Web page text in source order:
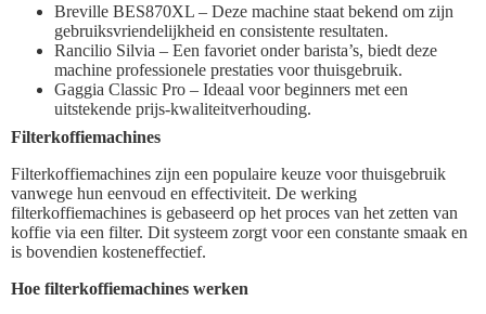
Breville BES870XL – Deze machine staat bekend om zijn
gebruiksvriendelijkheid en consistente resultaten.
Rancilio Silvia – Een favoriet onder barista’s, biedt deze
machine professionele prestaties voor thuisgebruik.
Gaggia Classic Pro – Ideaal voor beginners met een
uitstekende prijs-kwaliteitverhouding.
Filterkoffiemachines
Filterkoffiemachines zijn een populaire keuze voor thuisgebruik
vanwege hun eenvoud en effectiviteit. De werking
filterkoffiemachines is gebaseerd op het proces van het zetten van
koffie via een filter. Dit systeem zorgt voor een constante smaak en
is bovendien kosteneffectief.
Hoe filterkoffiemachines werken